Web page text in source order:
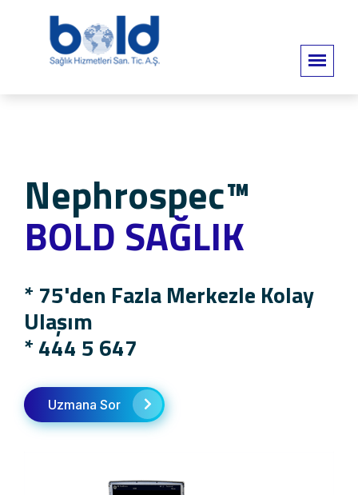
Nephrospec™
BOLD SAĞLIK
* 75'den Fazla Merkezle Kolay
Ulaşım
*444 5 647
Uzmana Sor